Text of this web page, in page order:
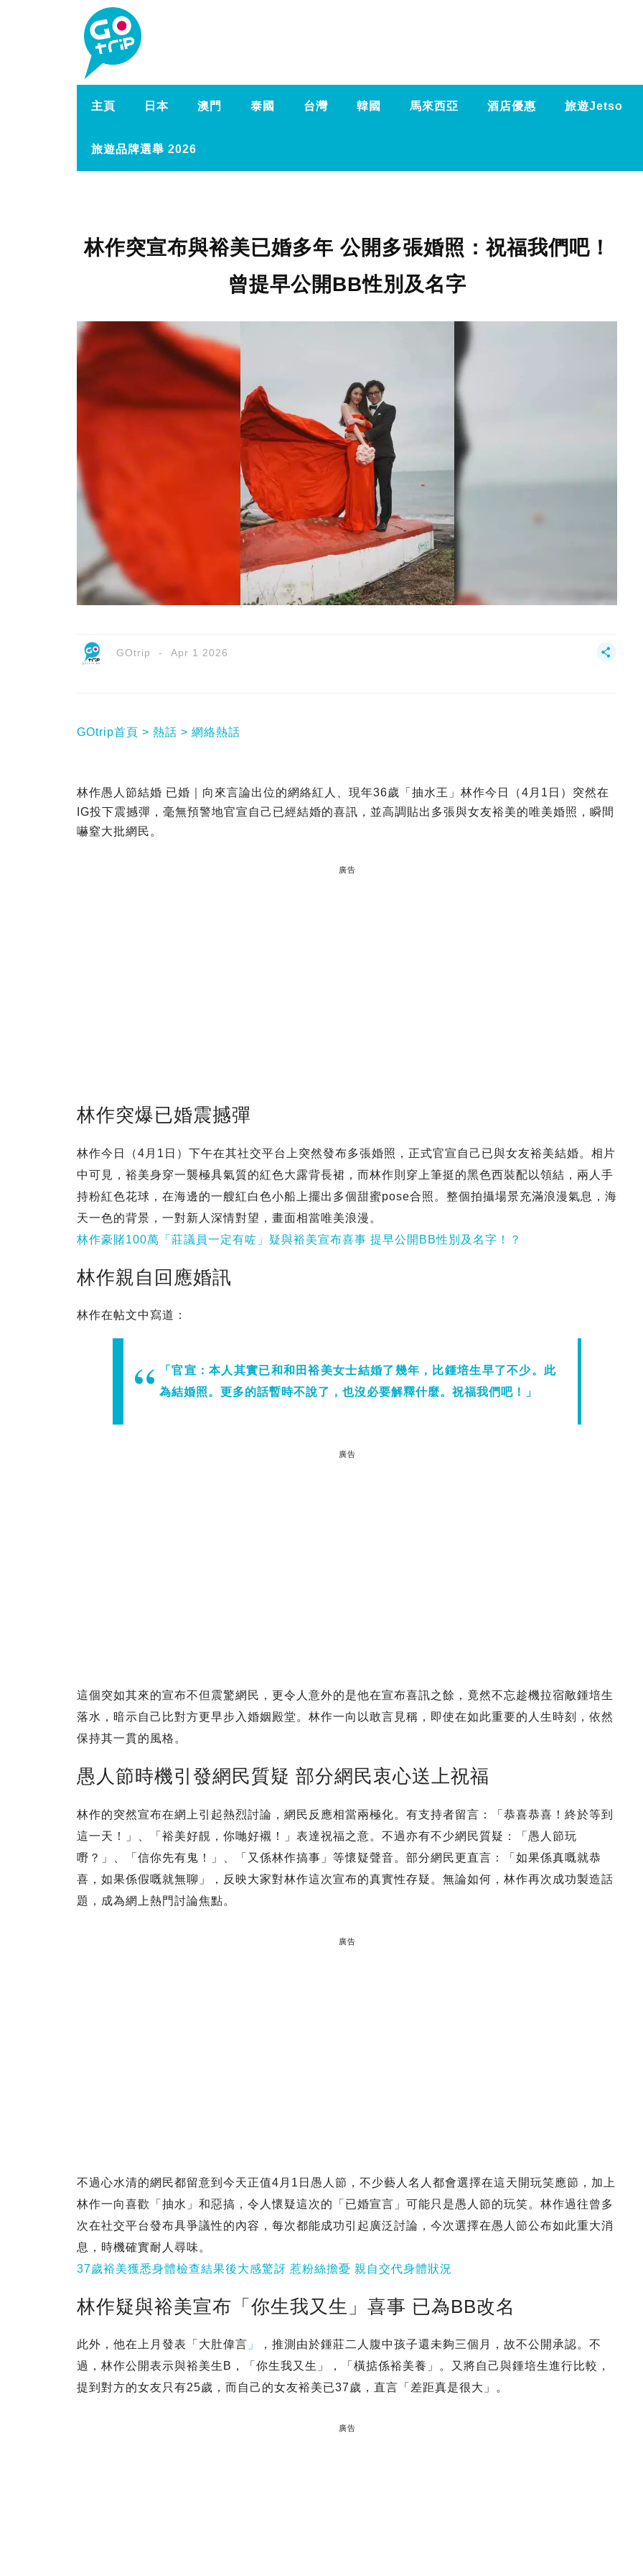
主頁 日本 澳門 泰國 台灣 韓國 馬來西亞 酒店優惠 旅遊Jetso
旅遊品牌選舉 2026
林作突宣布與裕美已婚多年 公開多張婚照：祝福我們吧！
曾提早公開BB性別及名字
GOtrip Apr 1 2026
GOtrip首頁 熱話 網絡熱話
林作愚人節結婚 已婚｜向來言論出位的網絡紅人、現年36歲「抽水王」林作今日（4月1日）突然在
IG投下震撼彈，毫無預警地官宣自己已經結婚的喜訊，並高調貼出多張與女友裕美的唯美婚照，瞬間
嚇窒大批網民。
廣告
林作突爆已婚震撼彈
林作今日（4月1日）下午在其社交平台上突然發布多張婚照，正式官宣自己已與女友裕美結婚。相片
中可見，裕美身穿一襲極具氣質的紅色大露背長裙，而林作則穿上筆挺的黑色西裝配以領結，兩人手
持粉紅色花球，在海邊的一艘紅白色小船上擺出多個甜蜜pose合照。整個拍攝場景充滿浪漫氣息，海
天一色的背景，一對新人深情對望，畫面相當唯美浪漫。
林作豪賭100萬「莊議員一定有咗」疑與裕美宣布喜事 提早公開BB性別及名字！？
林作親自回應婚訊
林作在帖文中寫道：
「官宣：本人其實已和和田裕美女士結婚了幾年，比鍾培生早了不少。此
為結婚照。更多的話暫時不說了，也沒必要解釋什麼。祝福我們吧！」
廣告
這個突如其來的宣布不但震驚網民，更令人意外的是他在宣布喜訊之餘，竟然不忘趁機拉宿敵鍾培生
落水，暗示自己比對方更早步入婚姻殿堂。林作一向以敢言見稱，即使在如此重要的人生時刻，依然
保持其一貫的風格。
愚人節時機引發網民質疑 部分網民衷心送上祝福
林作的突然宣布在網上引起熱烈討論，網民反應相當兩極化。有支持者留言：「恭喜恭喜！終於等到
這一天！」、「裕美好靚，你哋好襯！」表達祝福之意。不過亦有不少網民質疑：「愚人節玩
嘢？」、「信你先有鬼！」、「又係林作搞事」等懷疑聲音。部分網民更直言：「如果係真嘅就恭
喜，如果係假嘅就無聊」，反映大家對林作這次宣布的真實性存疑。無論如何，林作再次成功製造話
題，成為網上熱門討論焦點。
廣告
不過心水清的網民都留意到今天正值4月1日愚人節，不少藝人名人都會選擇在這天開玩笑應節，加上
林作一向喜歡「抽水」和惡搞，令人懷疑這次的「已婚宣言」可能只是愚人節的玩笑。林作過往曾多
次在社交平台發布具爭議性的內容，每次都能成功引起廣泛討論，今次選擇在愚人節公布如此重大消
息，時機確實耐人尋味。
37歲裕美獲悉身體檢查結果後大感驚訝 惹粉絲擔憂 親自交代身體狀況
林作疑與裕美宣布「你生我又生」喜事 已為BB改名
此外，他在上月發表「大肚偉言 」
，推測由於鍾莊二人腹中孩子還未夠三個月，故不公開承認。不
過，林作公開表示與裕美生B，「你生我又生」，「橫掂係裕美養」。又將自己與鍾培生進行比較，
提到對方的女友只有25歲，而自己的女友裕美已37歲，直言「差距真是很大」。
廣告